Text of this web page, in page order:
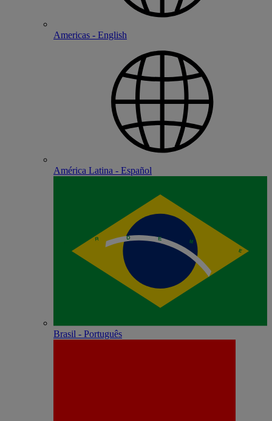
Americas - English
América Latina - Español
Brasil - Português